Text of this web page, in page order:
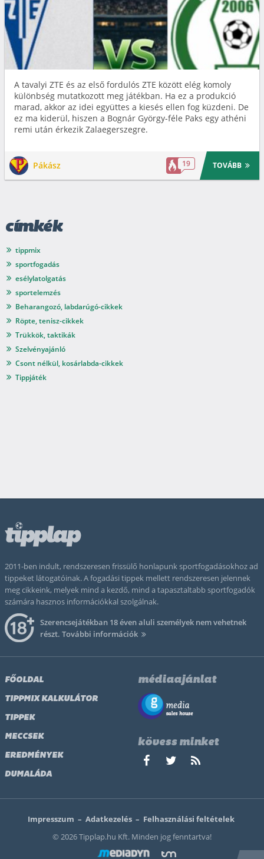
A tavalyi ZTE és az első fordulós ZTE között elég komoly
különbség mutatkozott meg játékban. Ha ez a produkció
marad, akkor az idei együttes a kiesés ellen fog küzdeni. De
ez ma kiderül, hiszen a Bognár György-féle Paks egy athéni
remi után érkezik Zalaegerszegre.
Pákász 19 TOVÁBB
címkék
tippmix
sportfogadás
esélylatolgatás
sportelemzés
Beharangozó, labdarúgó-cikkek
Röpte, tenisz-cikkek
Trükkök, taktikák
Szelvényajánló
Csont nélkül, kosárlabda-cikkek
Tippjáték
2011-ben indult, rendszeresen frissülő honlapunk sportfogadásokhoz ad
tippeket látogatóinak. A fogadási tippek mellett rendszeresen jelennek
meg cikkeink, melyek mind a kezdő, mind a tapasztaltabb sportfogadók
számára hasznos információkkal szolgálnak.
Szerencsejátékban 18 éven aluli személyek nem vehetnek
részt. További információk
FŐOLDAL
TIPPMIX KALKULÁTOR
TIPPEK
MECCSEK
EREDMÉNYEK
DUMALÁDA
médiaajánlat
kövess minket
Impresszum – Adatkezelés – Felhasználási feltételek
© 2026 Tipplap.hu Kft. Minden jog fenntartva!